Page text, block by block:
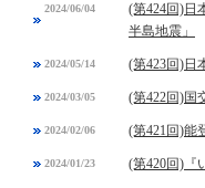
2024/06/04
(第424回)日
半島地震」
2024/05/14 (第423回)日
2024/03/05 (第422回)国
2024/02/06 (第421回)能
2024/01/23 (第420回)『